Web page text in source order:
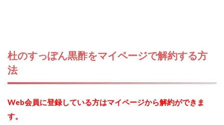
杜のすっぽん黒酢をマイページで解約する方
法
Web会員に登録している方はマイページから解約ができま
す。